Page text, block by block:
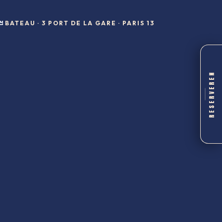
BATEAU · 3 PORT DE LA GARE · PARIS 13
RESERVEREN